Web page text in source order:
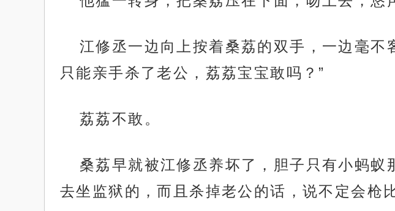
江修丞一边向上按着桑荔的双手，一边毫
只能亲手杀了老公，荔荔宝宝敢吗？”
荔荔不敢。
桑荔早就被江修丞养坏了，胆子只有小蚂
去坐监狱的，而且杀掉老公的话，说不定会枪